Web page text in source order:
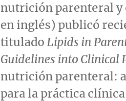
nutrición parenteral y
en inglés) publicó
titulado Lipids in
Guidelines into Clinical
nutrición parenteral:
para la práctica